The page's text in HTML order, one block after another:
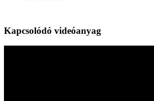
Kapcsolódó videóanyag